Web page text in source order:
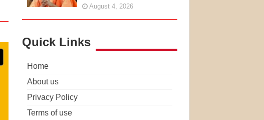
August 4, 2026
Quick Links
Home
About us
Privacy Policy
Terms of use